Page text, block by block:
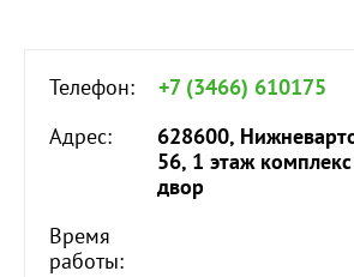
Телефон:
+7 (3466) 610175
Адрес:
628600,
56, 1 этаж
двор
Время
работы: